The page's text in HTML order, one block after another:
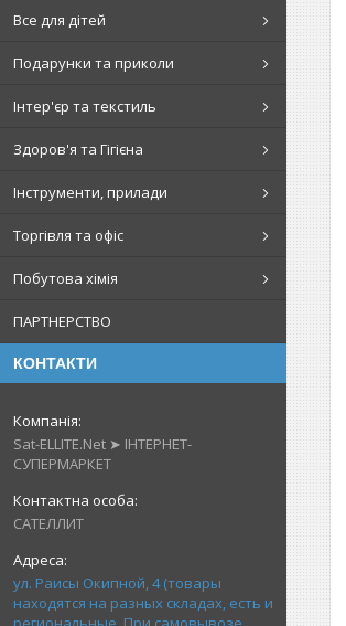
Все для дітей
Подарунки та приколи
Інтер'єр та текстиль
Здоров'я та Гігієна
Інструменти, прилади
Торгівля та офіс
Побутова хімія
ПАРТНЕРСТВО
КОНТАКТИ
Sat-ELLITE.Net ➤ ІНТЕРНЕТ-
СУПЕРМАРКЕТ
САТЕЛЛИТ
ул. Раисы Окипной, 4 (товары
находятся на разных складах, есть и